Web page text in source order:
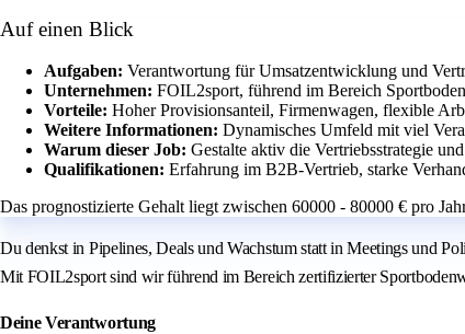
Auf einen Blick
Aufgaben: Verantwortung für Umsatzentwicklung und
Unternehmen: FOIL2sport, führend im Bereich
Vorteile: Hoher Provisionsanteil, Firmenwagen, flexible
Weitere Informationen: Dynamisches Umfeld mit viel
Warum dieser Job: Gestalte aktiv die Vertriebsstrategie
Qualifikationen: Erfahrung im B2B-Vertrieb, starke
Das prognostizierte Gehalt liegt zwischen 60000 - 80000 € pro
Du denkst in Pipelines, Deals und Wachstum statt in Meetings und
Mit FOIL2sport sind wir führend im Bereich zertifizierter
Deine Verantwortung